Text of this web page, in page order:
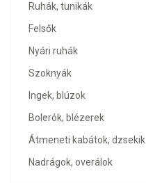
Ruhák, tunikák
Felsők
Nyári ruhák
Szoknyák
Ingek, blúzok
Bolerók, blézerek
Átmeneti kabátok, dzsekik
Nadrágok, overálok